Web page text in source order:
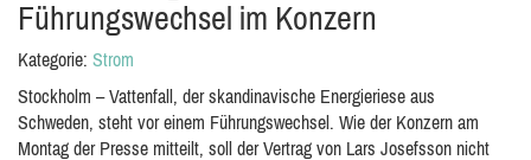
Führungswechsel im Konzern
Kategorie: Strom
Stockholm – Vattenfall, der skandinavische Energieriese aus
Schweden, steht vor einem Führungswechsel. Wie der Konzern am
Montag der Presse mitteilt, soll der Vertrag von Lars Josefsson nicht